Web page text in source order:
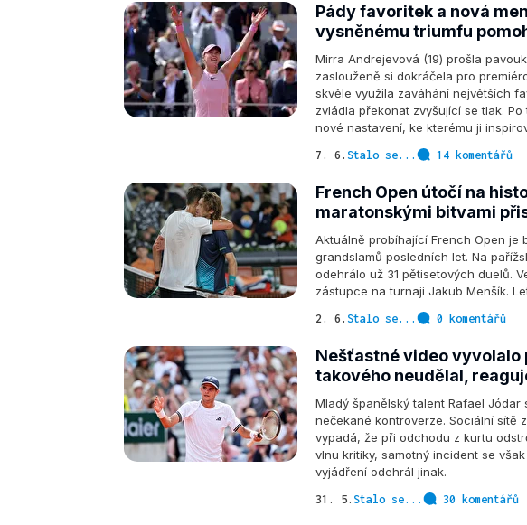
Pády favoritek a nová
vysněnému triumfu
Mirra Andrejevová (19) prošla
zaslouženě si dokráčela pro
skvěle využila zaváhání největších
zvládla překonat zvyšující se tlak.
nové nastavení, ke kterému ji
7. 6. Stalo se... 14 komentářů
French Open útočí na
maratonskými bitvami
Aktuálně probíhající French Open je
grandslamů posledních let. Na
odehrálo už 31 pětisetových duelů.
zástupce na turnaji Jakub Menšík.
2. 6. Stalo se... 0 komentářů
Nešťastné video vyvolalo
takového neudělal,
Mladý španělský talent Rafael
nečekané kontroverze. Sociální sítě
vypadá, že při odchodu z kurtu
vlnu kritiky, samotný incident se
vyjádření odehrál jinak.
31. 5. Stalo se... 30 komentářů